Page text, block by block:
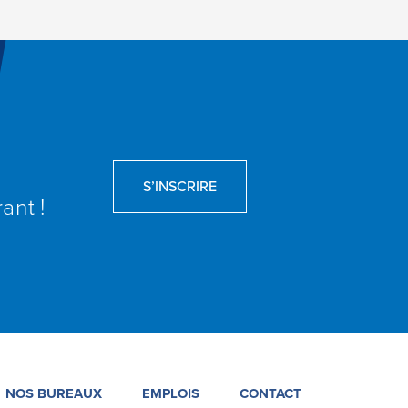
!
S’INSCRIRE
NOS BUREAUX EMPLOIS CONTACT